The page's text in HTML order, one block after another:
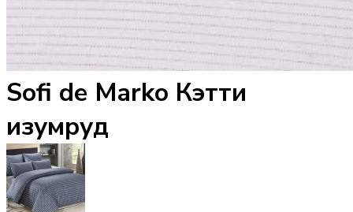
Sofi de Marko Кэтти
изумруд